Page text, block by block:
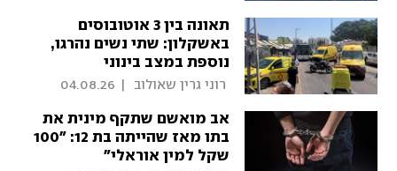
תאונה בין 3 אוטובוסים
באשקלון: שתי נשים נהרגו,
נוספת במצב בינוני
רוני גרין שאולוב 04.08.26
אב מואשם שתקף מינית את
בתו מאז שהייתה בת 12: "100
שקל למין אוראלי"